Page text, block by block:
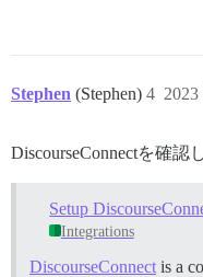
Stephen (Stephen) 4
DiscourseConnectを確認
Integrations
DiscourseConnect is a